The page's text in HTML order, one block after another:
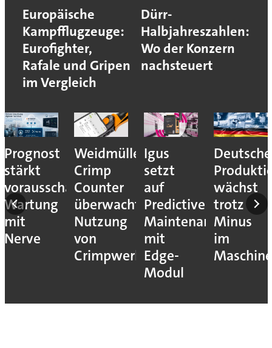
Europäische
Kampfflugzeuge:
Eurofighter,
Rafale und Gripen
im Vergleich
Dürr-
Halbjahreszahlen:
Wo der Konzern
nachsteuert
Prognost
stärkt
vorausschauende
Wartung
mit
Nerve
Weidmüller:
Crimp
Counter
überwacht
Nutzung
von
Crimpwerkzeugen
Igus
setzt
auf
Predictive
Maintenance
mit
Edge-
Modul
Deutsche
wächst
trotz
Minus
im